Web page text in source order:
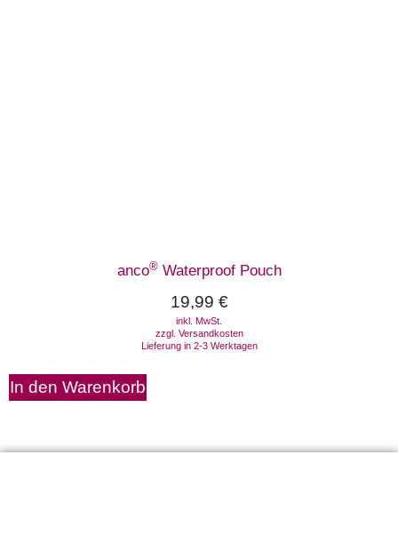
anco®Waterproof Pouch
19,99 €
inkl. MwSt.
zzgl. Versandkosten
Lieferung in 2-3 Werktagen
In den Warenkorb